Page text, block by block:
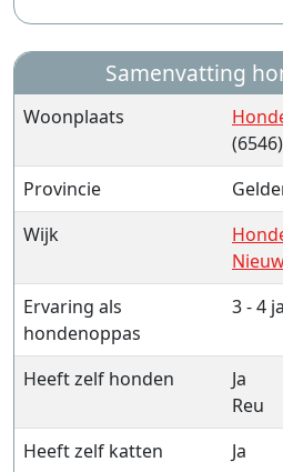
Samenvatting
Woonplaats
(6546)
Provincie
Wijk
Ervaring als
hondenoppas
3 - 4
Heeft zelf honden
Ja
Reu
Heeft zelf katten
Ja